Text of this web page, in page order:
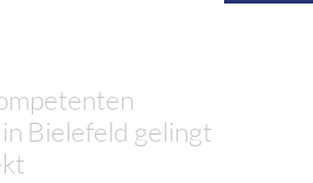
Bielefeld gelingt